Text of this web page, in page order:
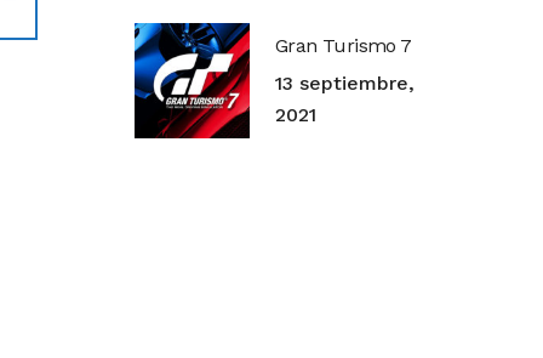
Gran Turismo 7
13 septiembre,
2021